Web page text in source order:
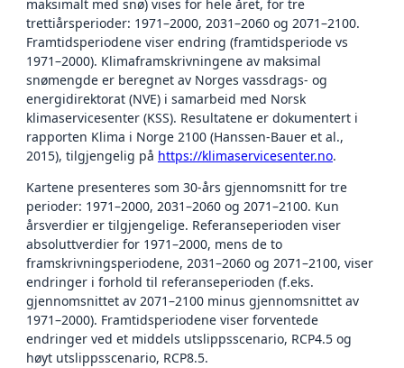
maksimalt med snø) vises for hele året, for tre
trettiårsperioder: 1971–2000, 2031–2060 og 2071–2100.
Framtidsperiodene viser endring (framtidsperiode vs
1971–2000). Klimaframskrivningene av maksimal
snømengde er beregnet av Norges vassdrags- og
energidirektorat (NVE) i samarbeid med Norsk
klimaservicesenter (KSS). Resultatene er dokumentert i
rapporten Klima i Norge 2100 (Hanssen-Bauer et al.,
2015), tilgjengelig på https://klimaservicesenter.no.
Kartene presenteres som 30-års gjennomsnitt for tre
perioder: 1971–2000, 2031–2060 og 2071–2100. Kun
årsverdier er tilgjengelige. Referanseperioden viser
absoluttverdier for 1971–2000, mens de to
framskrivningsperiodene, 2031–2060 og 2071–2100, viser
endringer i forhold til referanseperioden (f.eks.
gjennomsnittet av 2071–2100 minus gjennomsnittet av
1971–2000). Framtidsperiodene viser forventede
endringer ved et middels utslippsscenario, RCP4.5 og
høyt utslippsscenario, RCP8.5.